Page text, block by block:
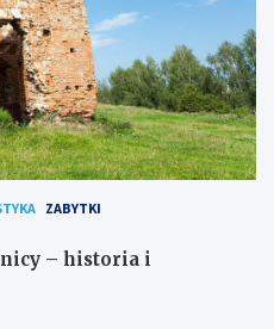
ZABYTKI
– historia i